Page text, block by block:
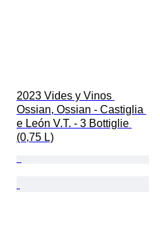
2023 Vides y Vinos
Ossian, Ossian - Castiglia
e León V.T. - 3 Bottiglie
(0,75 L)